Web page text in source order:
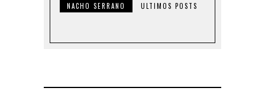
NACHO SERRANO ULTIMOS POSTS